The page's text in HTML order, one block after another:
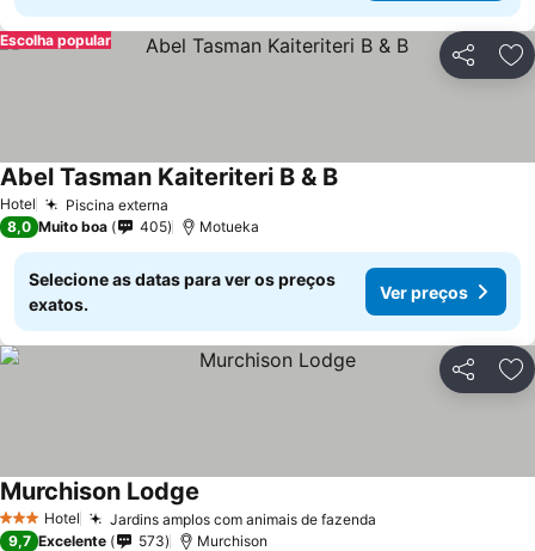
Partilhar
Escolha popular
Hotel Piscina externa
Abel Tasman Kaiteriteri B & B
8,0 Muito boa 405 Motueka
Selecione as datas para ver os preços
exatos.
Ver preços
Partilhar
3 EstrelasHotel Jardins amplos com animais de fazenda
Murchison Lodge
9,7 Excelente 573 Murchison